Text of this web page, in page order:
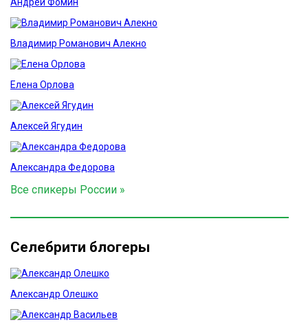
Владимир Романович Алекно
Елена Орлова
Алексей Ягудин
Александра Федорова
Все спикеры России »
Селебрити блогеры
Александр Олешко